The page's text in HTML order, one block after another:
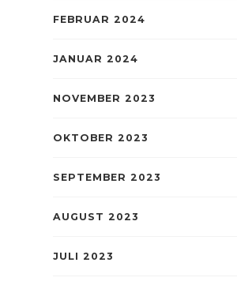
FEBRUAR 2024
JANUAR 2024
NOVEMBER 2023
OKTOBER 2023
SEPTEMBER 2023
AUGUST 2023
JULI 2023